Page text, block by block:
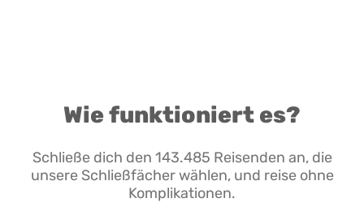
Wie funktioniert es?
Schließe dich den 143.485 Reisenden an, die
unsere Schließfächer wählen, und reise ohne
Komplikationen.